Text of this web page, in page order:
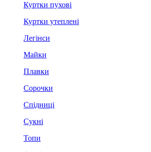
Куртки пухові
Куртки утеплені
Легінси
Майки
Плавки
Сорочки
Спідниці
Сукні
Топи